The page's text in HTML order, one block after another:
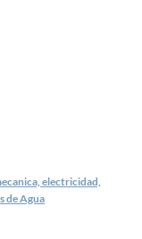
electricidad,
de Agua